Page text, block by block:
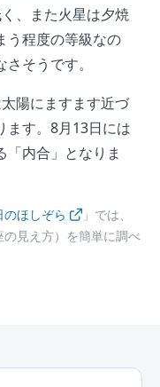
、また火星は夕焼
う程度の等級なの
そうです。
陽にますます近づ
ます。8月13日には
内合」となりま
のほしぞら
」では、
見え方）を簡単に調べ